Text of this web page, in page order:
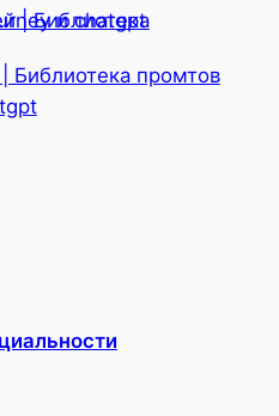
Библиотека промтов